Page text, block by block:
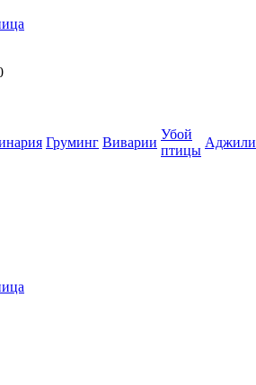
Груминг Виварии
Убой
птицы